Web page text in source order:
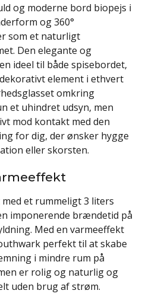
og moderne bord biopejs i
og 360°
som et naturligt
Den elegante og
ideel til både spisebordet,
element i ethvert
omkring
et uhindret udsyn, men
mod kontakt med den
for dig, der ønsker hygge
eller skorsten.
et rummeligt 3 liters
imponerende brændetid på
Med en varmeeffekt
perfekt til at skabe
i mindre rum på
er rolig og naturlig og
uden brug af strøm.